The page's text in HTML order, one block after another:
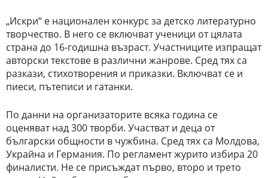
„Искри“ е национален конкурс за детско литературно
творчество. В него се включват ученици от цялата
страна до 16-годишна възраст. Участниците изпращат
авторски текстове в различни жанрове. Сред тях са
разкази, стихотворения и приказки. Включват се и
пиеси, пътеписи и гатанки.
По данни на организаторите всяка година се
оценяват над 300 творби. Участват и деца от
български общности в чужбина. Сред тях са Молдова,
Украйна и Германия. По регламент журито избира 20
финалисти. Не се присъждат първо, второ и трето